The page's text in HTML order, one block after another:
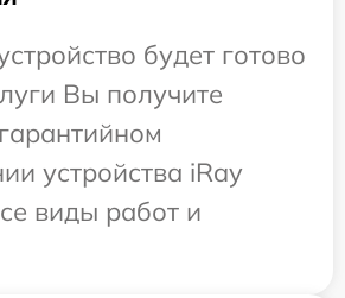
будет готово
Вы получите
устройства iRay
виды работ и